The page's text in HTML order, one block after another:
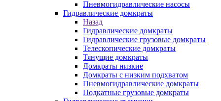
Пневмогидравлические насосы
Гидравлические домкраты
Назад
Гидравлические домкраты
Гидравлические грузовые домкраты
Телескопические домкраты
Тянущие домкраты
Домкраты низкие
Домкраты с низким подхватом
Пневмогидравлические домкраты
Подкатные грузовые домкраты